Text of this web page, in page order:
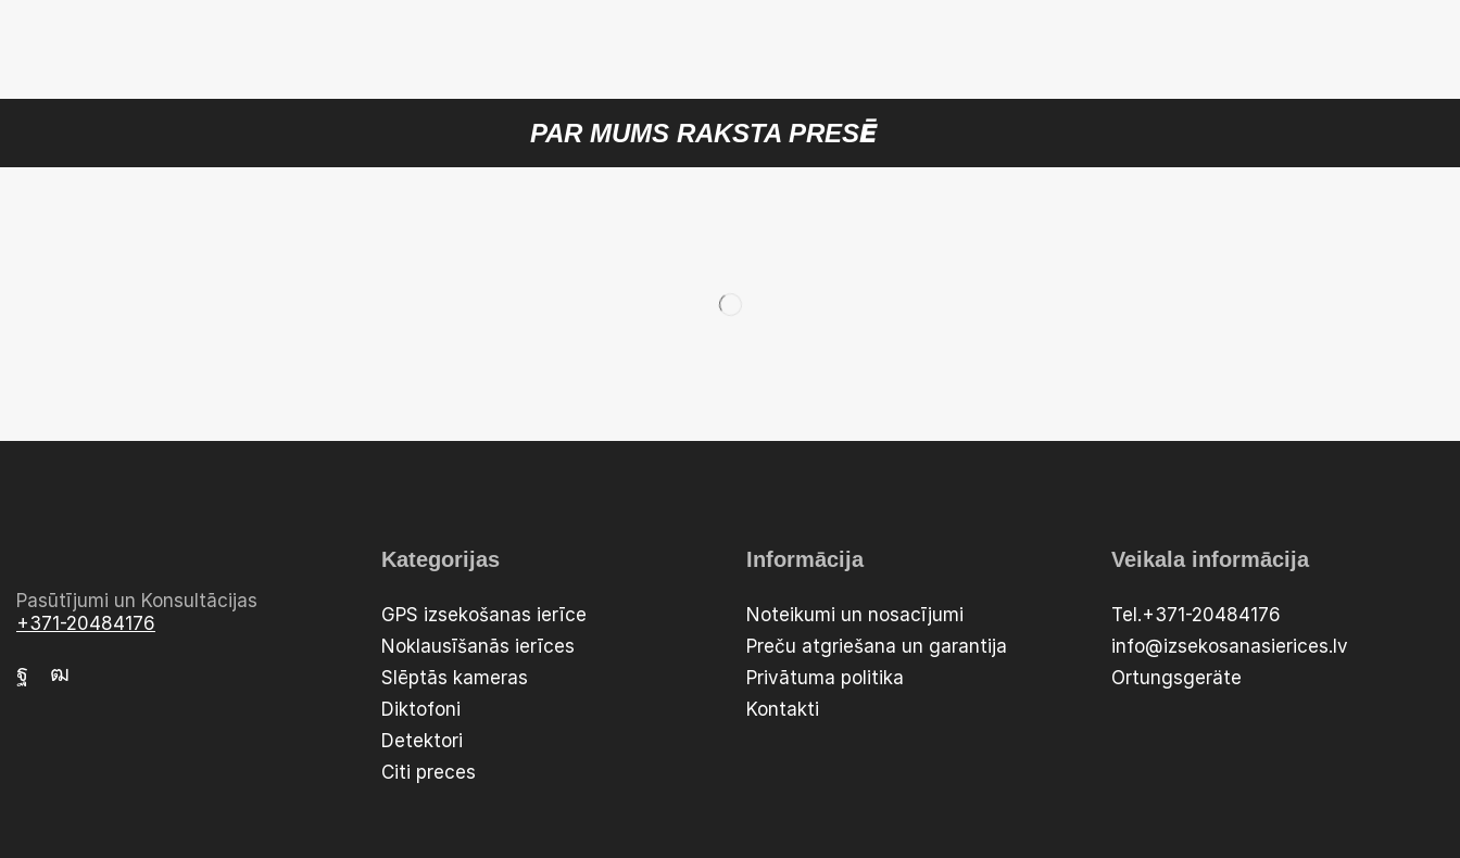
PAR MUMS RAKSTA PRESĒ
Pasūtījumi un Konsultācijas
+371-20484176
Kategorijas
GPS izsekošanas ierīce
Noklausīšanās ierīces
Slēptās kameras
Diktofoni
Detektori
Citi preces
Informācija
Noteikumi un nosacījumi
Preču atgriešana un garantija
Privātuma politika
Kontakti
Veikala informācija
Tel.+371-20484176
info@izsekosanasierices.lv
Ortungsgeräte